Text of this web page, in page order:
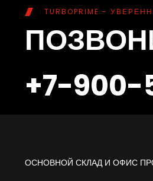
TURBOPRIME -
+7-900-
ОСНОВНОЙ СКЛАД И ОФИС